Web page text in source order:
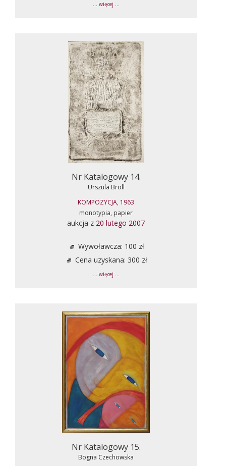
... więcej ...
Nr Katalogowy 14.
Urszula Broll
KOMPOZYCJA, 1963
monotypia, papier
aukcja z 20 lutego 2007
Wywoławcza: 100 zł
Cena uzyskana: 300 zł
... więcej ...
Nr Katalogowy 15.
Bogna Czechowska